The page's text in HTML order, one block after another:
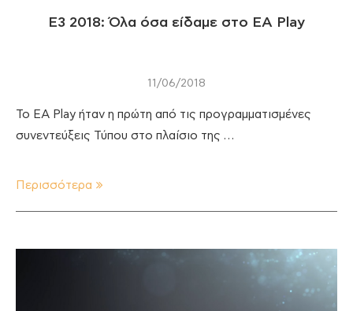
E3 2018: Όλα όσα είδαμε στο EA Play
11/06/2018
Το EA Play ήταν η πρώτη από τις προγραμματισμένες
συνεντεύξεις Τύπου στο πλαίσιο της …
Περισσότερα